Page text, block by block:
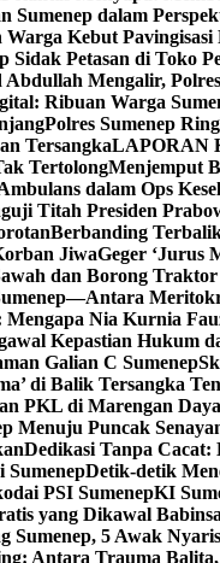
Sumenep dalam
Kebut
Sidak Petasan di Toko
Mengalir,
Ribuan Warga
Polres Sumenep
TersangkaLAPORAN
TertolongMenjemput
dalam Ops
Titah Presiden
Berbanding
JiwaGeger ‘Jurus
dan Borong
Nia Kurnia
Kepastian Hukum
Galian C Sumenep
di Balik Tersangka
PKL di Marengan
Menuju Puncak
Dedikasi Tanpa Cacat:
SumenepDetik-detik
PSI SumenepKI
yang Dikawal
5 Awak
Antara Trauma Balita,